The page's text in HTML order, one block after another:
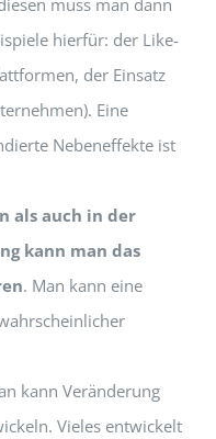
muss man dann
hierfür: der Like-
der Einsatz
Eine
Nebeneffekte ist
als auch in der
kann man das
. Man kann eine
kann Veränderung
Vieles entwickelt